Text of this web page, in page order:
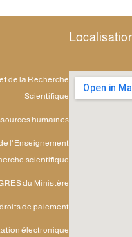
de la Recherche
Scientifique
humaines
l'Enseignement
scientifique
du Ministère
de paiement
électronique